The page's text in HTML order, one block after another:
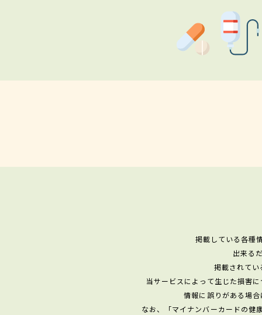
掲載している各種
出来る
掲載されて
当サービスによって生じた損害
情報に誤りがある場
なお、「マイナンバーカードの健